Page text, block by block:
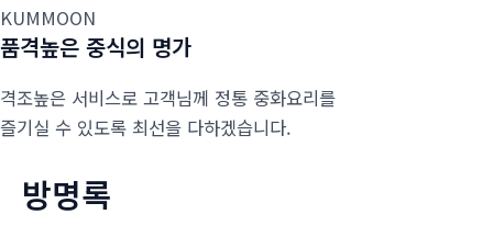
KUMMOON
품격높은 중식의 명가
격조높은 서비스로 고객님께 정통 중화요리를
즐기실 수 있도록 최선을 다하겠습니다.
방명록